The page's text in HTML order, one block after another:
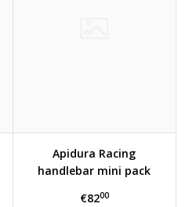
Apidura Racing
handlebar mini pack
€8200